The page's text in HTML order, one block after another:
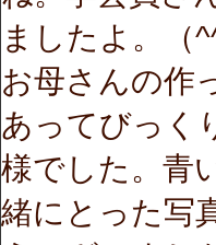
ましたよ。（
お母さんの作
あってびっく
様でした。青
緒にとった写